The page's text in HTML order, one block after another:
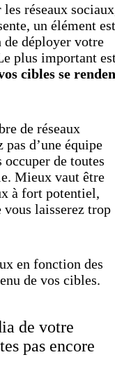
réseaux
un élément est
déployer votre
plus important
cibles se
de réseaux
d’une équipe
de toutes
Mieux vaut être
à fort potentiel,
vous laisserez trop
en fonction des
de vos cibles.
de votre
pas encore